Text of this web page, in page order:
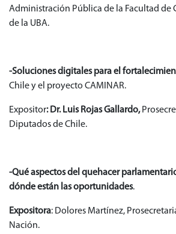
Administración Pública de la Facultad de
de la UBA.
-Soluciones digitales para el
Chile y el proyecto CAMINAR.
Expositor: Dr. Luis Rojas Gallardo,
Diputados de Chile.
-Qué aspectos del quehacer
dónde están las oportunidades.
Expositora: Dolores Martínez,
Nación.